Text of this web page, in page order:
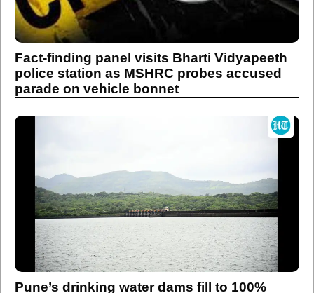
Fact-finding panel visits Bharti Vidyapeeth
police station as MSHRC probes accused
parade on vehicle bonnet
Pune’s drinking water dams fill to 100%
capacity after wet July